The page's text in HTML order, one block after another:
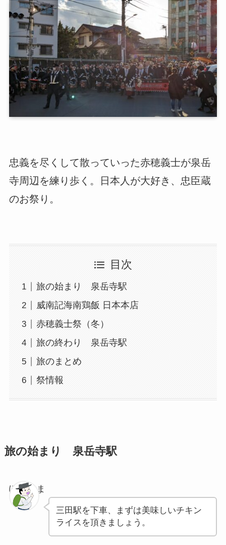
忠義を尽くして散っていった赤穂義士が泉岳
寺周辺を練り歩く。日本人が大好き、忠臣蔵
のお祭り。
目次
旅の始まり 泉岳寺駅
威南記海南鶏飯 日本本店
赤穂義士祭（冬）
旅の終わり 泉岳寺駅
旅のまとめ
祭情報
旅の始まり 泉岳寺駅
ぽちゃま
三田駅を下車、まずは美味しいチキン
ライスを頂きましょう。